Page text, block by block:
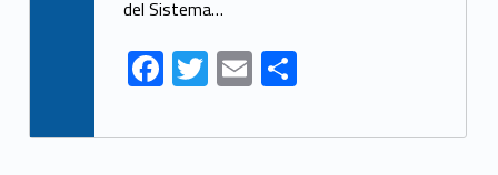
k
del Sistema…
F
ac
e
T
w
itt
E
m
ai
S
ar